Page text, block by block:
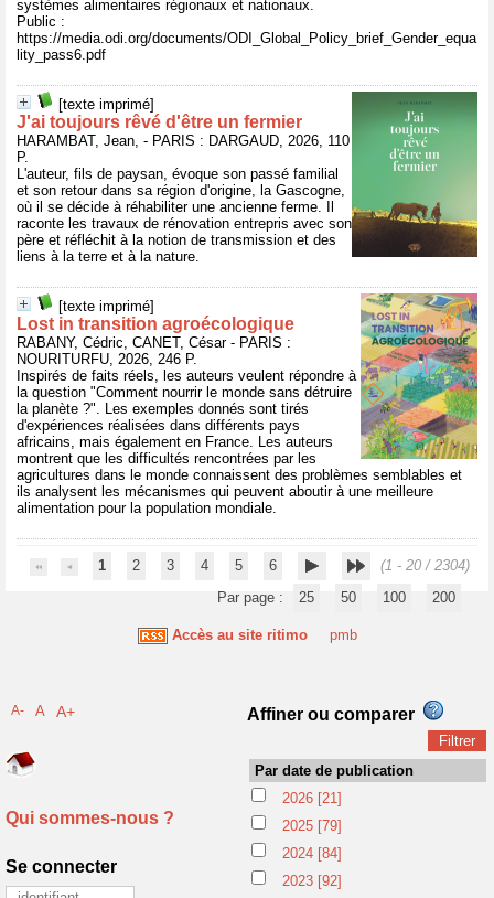
systèmes alimentaires régionaux et nationaux.
Public :
https://media.odi.org/documents/ODI_Global_Policy_brief_Gender_equa
lity_pass6.pdf
[texte imprimé]
J'ai toujours rêvé d'être un fermier
HARAMBAT, Jean, - PARIS : DARGAUD, 2026, 110
P.
L'auteur, fils de paysan, évoque son passé familial
et son retour dans sa région d'origine, la Gascogne,
où il se décide à réhabiliter une ancienne ferme. Il
raconte les travaux de rénovation entrepris avec son
père et réfléchit à la notion de transmission et des
liens à la terre et à la nature.
[texte imprimé]
Lost in transition agroécologique
RABANY, Cédric, CANET, César - PARIS :
NOURITURFU, 2026, 246 P.
Inspirés de faits réels, les auteurs veulent répondre à
la question "Comment nourrir le monde sans détruire
la planète ?". Les exemples donnés sont tirés
d'expériences réalisées dans différents pays
africains, mais également en France. Les auteurs
montrent que les difficultés rencontrées par les
agricultures dans le monde connaissent des problèmes semblables et
ils analysent les mécanismes qui peuvent aboutir à une meilleure
alimentation pour la population mondiale.
1 2 3 4 5 6
(1 - 20 / 2304)
Par page :
25 50 100 200
Accès au site ritimo pmb
A- A A+
Qui sommes-nous ?
Se connecter
Affiner ou comparer
Par date de publication
2026 [21]
2025 [79]
2024 [84]
2023 [92]